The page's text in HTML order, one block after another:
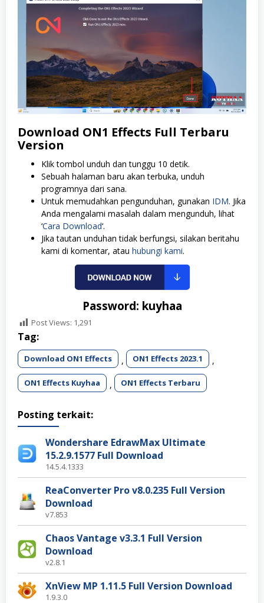
Download ON1 Effects Full Terbaru
Version
Klik tombol unduh dan tunggu 10 detik.
Sebuah halaman baru akan terbuka, unduh
programnya dari sana.
Untuk memudahkan pengunduhan, gunakan IDM. Jika
Anda mengalami masalah dalam mengunduh, lihat
‘Cara Download‘.
Jika tautan unduhan tidak berfungsi, silakan beritahu
kami di komentar, atau hubungi kami.
Password: kuyhaa
Post Views: 1,291
Tag:
Download ON1 Effects , ON1 Effects 2023.1 ,
ON1 Effects Kuyhaa , ON1 Effects Terbaru
Posting terkait:
Wondershare EdrawMax Ultimate
15.2.9.1577 Full Download
14.5.4.1333
ReaConverter Pro v8.0.235 Full Version
Download
v7.853
Chaos Vantage v3.3.1 Full Version
Download
v2.8.1
XnView MP 1.11.5 Full Version Download
1.9.3.0